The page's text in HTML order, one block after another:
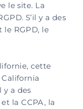
le site. La
S’il y a des
RGPD, le
cette
y a des
la CCPA, la